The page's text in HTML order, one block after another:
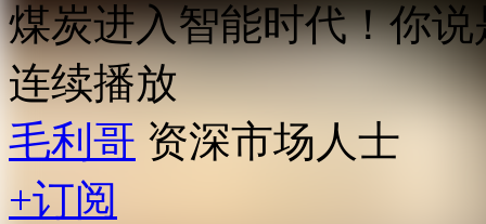
煤炭进入智能时代！你
连续播放
毛利哥 资深市场人士
+订阅